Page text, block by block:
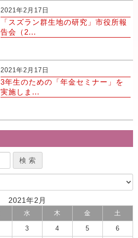
2021年2月17日
「スズラン群生地の研究」市役所報
告会（2...
2021年2月17日
3年生のための「年金セミナー」を
実施しま...
2021年2月
水 木 金 土
3 4 5 6